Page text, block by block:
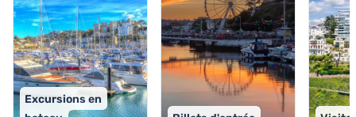
Excursions en